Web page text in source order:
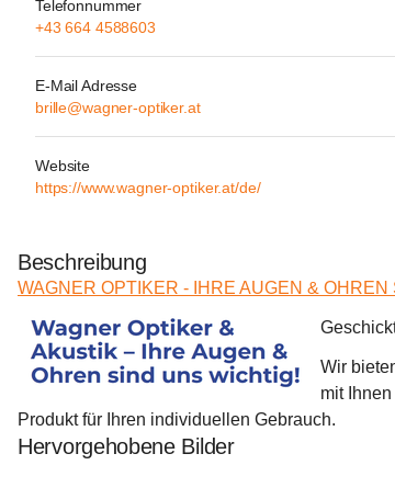
Telefonnummer
+43 664 4588603
E-Mail Adresse
brille@wagner-optiker.at
Website
https://www.wagner-optiker.at/de/
Beschreibung
WAGNER OPTIKER - IHRE AUGEN & OHREN
Wir
mit
Produkt für Ihren individuellen Gebrauch.
Hervorgehobene Bilder